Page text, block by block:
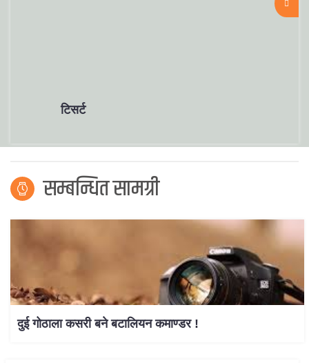
सम्बन्धित सामग्री
दुई गोठाला कसरी बने बटालियन कमाण्डर !